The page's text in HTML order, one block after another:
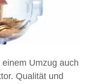
Umzug auch
Qualität und